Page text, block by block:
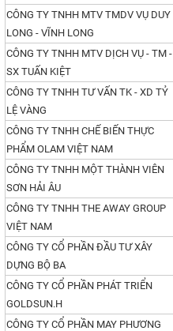
CÔNG TY TNHH MTV TMDV VỤ DUY
LONG - VĨNH LONG
CÔNG TY TNHH MTV DỊCH VỤ - TM -
SX TUẤN KIỆT
CÔNG TY TNHH TƯ VẤN TK - XD TỶ
LỆ VÀNG
CÔNG TY TNHH CHẾ BIẾN THỰC
PHẨM OLAM VIỆT NAM
CÔNG TY TNHH MỘT THÀNH VIÊN
SƠN HẢI ÂU
CÔNG TY TNHH THE AWAY GROUP
VIỆT NAM
CÔNG TY CỔ PHẦN ĐẦU TƯ XÂY
DỰNG BỘ BA
CÔNG TY CỔ PHẦN PHÁT TRIỂN
GOLDSUN.H
CÔNG TY CỔ PHẦN MAY PHƯƠNG